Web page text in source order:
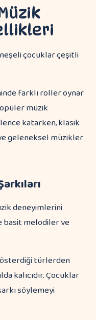
farklı roller oynar
müzik
katarken, klasik
geleneksel müzikler
deneyimlerini
basit melodiler ve
türlerden
kalıcıdır. Çocuklar
söylemeyi